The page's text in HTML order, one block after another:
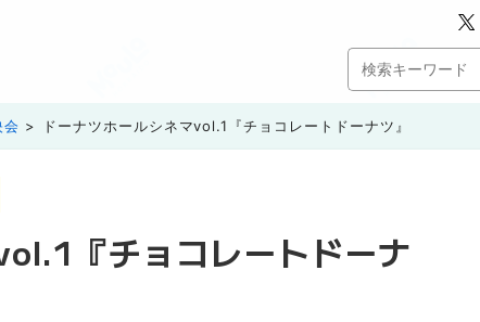
ドーナツホールシネマvol.1『チョコレートドーナツ』
『チョコレートドーナ